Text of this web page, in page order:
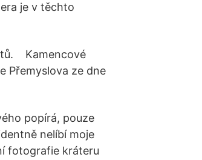
je v těchto
Kamencové
Přemyslova ze dne
popírá, pouze
nelíbí moje
fotografie kráteru